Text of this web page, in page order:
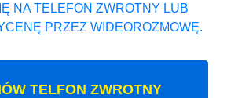
NA TELEFON ZWROTNY LUB
PRZEZ WIDEOROZMOWĘ.
TELFON ZWROTNY